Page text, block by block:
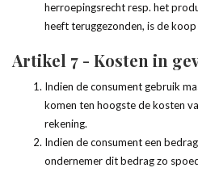
herroepingsrecht resp. het
heeft teruggezonden, is de koop
Artikel 7 - Kosten in
Indien de consument gebruik
komen ten hoogste de kosten
rekening.
Indien de consument een
ondernemer dit bedrag zo